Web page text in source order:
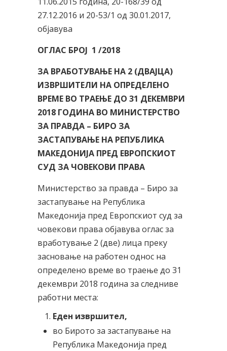
27.12.2016 и 20-53/1 од 30.01.2017,
објавува
ОГЛАС БРОЈ 1 /2018
ЗА ВРАБОТУВАЊЕ НА 2 (ДВАЈЦА)
ИЗВРШИТЕЛИ НА ОПРЕДЕЛЕНО
ВРЕМЕ ВО ТРАЕЊЕ ДО 31 ДЕКЕМВРИ
2018 ГОДИНА ВО МИНИСТЕРСТВО
ЗА ПРАВДА – БИРО ЗА
ЗАСТАПУВАЊЕ НА РЕПУБЛИКА
МАКЕДОНИЈА ПРЕД ЕВРОПСКИОТ
СУД ЗА ЧОВЕКОВИ ПРАВА
Министерство за правда – Биро за
застапување на Република
Македонија пред Европскиот суд за
човекови права објавува оглас за
вработување 2 (две) лица преку
засновање на работен однос на
определено време во траење до 31
декември 2018 година за следниве
работни места:
Еден извршител,
во Бирото за застапување на
Република Македонија пред